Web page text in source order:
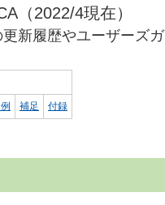
（2022/4現在）
新履歴やユーザーズ
補足 付録